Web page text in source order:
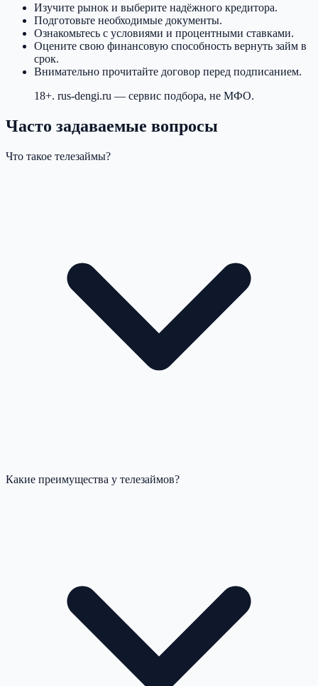
Изучите рынок и выберите надёжного кредитора.
Подготовьте необходимые документы.
Ознакомьтесь с условиями и процентными ставками.
Оцените свою финансовую способность вернуть займ в
срок.
Внимательно прочитайте договор перед подписанием.
18+. rus-dengi.ru — сервис подбора, не МФО.
Часто задаваемые вопросы
Что такое телезаймы?
Какие преимущества у телезаймов?